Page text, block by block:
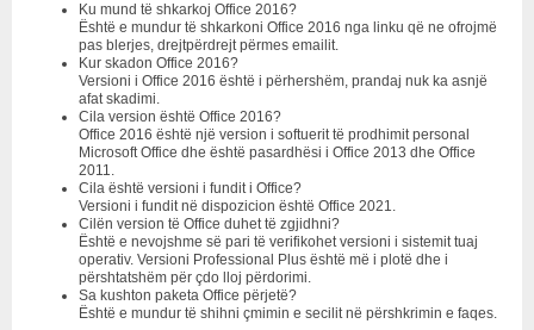
Ku mund të shkarkoj Office 2016?
Është e mundur të shkarkoni Office 2016 nga linku që ne ofrojmë
pas blerjes, drejtpërdrejt përmes emailit.
Kur skadon Office 2016?
Versioni i Office 2016 është i përhershëm, prandaj nuk ka asnjë
afat skadimi.
Cila version është Office 2016?
Office 2016 është një version i softuerit të prodhimit personal
Microsoft Office dhe është pasardhësi i Office 2013 dhe Office
2011.
Cila është versioni i fundit i Office?
Versioni i fundit në dispozicion është Office 2021.
Cilën version të Office duhet të zgjidhni?
Është e nevojshme së pari të verifikohet versioni i sistemit tuaj
operativ. Versioni Professional Plus është më i plotë dhe i
përshtatshëm për çdo lloj përdorimi.
Sa kushton paketa Office përjetë?
Është e mundur të shihni çmimin e secilit në përshkrimin e faqes.